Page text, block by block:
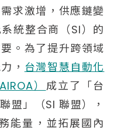
求激增，供應鏈變
統整合商（SI）的
。為了提升跨領域
， 台灣智慧自動化
） 成立了「台
盟」（SI 聯盟），
能量，並拓展國內